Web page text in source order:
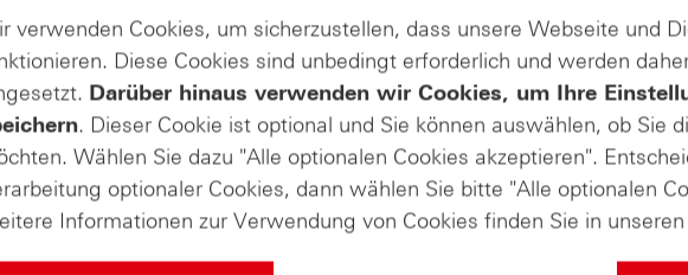
verwenden Cookies, um sicherzustellen, dass unsere Webseite und
Diese Cookies sind unbedingt erforderlich und werden
Darüber hinaus verwenden wir Cookies, um Ihre
. Dieser Cookie ist optional und Sie können auswählen, ob Sie
Wählen Sie dazu "Alle optionalen Cookies akzeptieren".
optionaler Cookies, dann wählen Sie bitte "Alle optionalen
Informationen zur Verwendung von Cookies finden Sie in unseren